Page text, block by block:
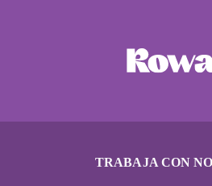
TRABAJA CON